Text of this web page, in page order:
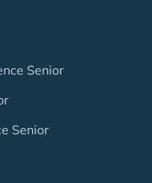
Senior
Senior